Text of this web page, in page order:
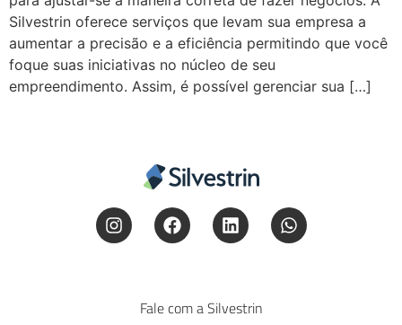
Silvestrin oferece serviços que levam sua empresa a
aumentar a precisão e a eficiência permitindo que você
foque suas iniciativas no núcleo de seu
empreendimento. Assim, é possível gerenciar sua […]
Fale com a Silvestrin